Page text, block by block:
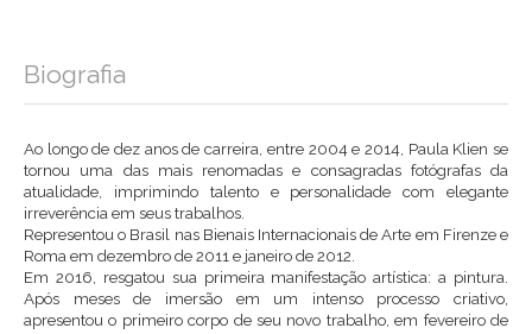
Biografia
Ao longo de dez anos de carreira, entre 2004 e 2014, Paula Klien se
tornou uma das mais renomadas e consagradas fotógrafas da
atualidade, imprimindo talento e personalidade com elegante
irreverência em seus trabalhos.
Representou o Brasil nas Bienais Internacionais de Arte em Firenze e
Roma em dezembro de 2011 e janeiro de 2012.
Em 2016, resgatou sua primeira manifestação artística: a pintura.
Após meses de imersão em um intenso processo criativo,
apresentou o primeiro corpo de seu novo trabalho, em fevereiro de